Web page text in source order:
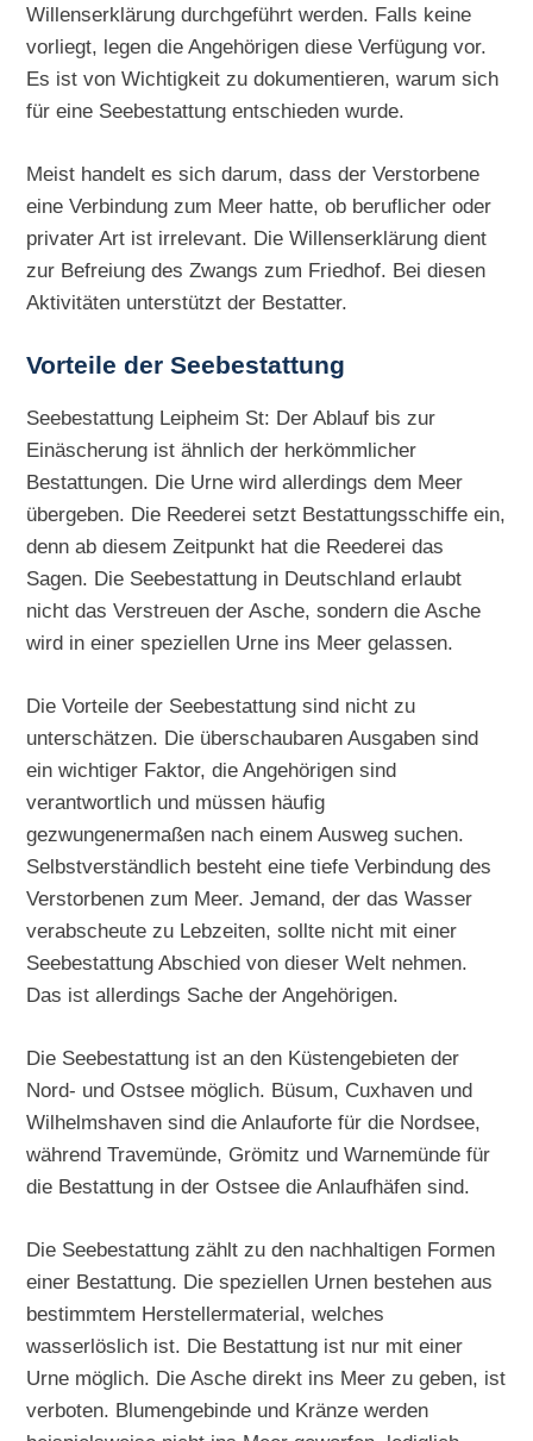
Willenserklärung durchgeführt werden. Falls keine
vorliegt, legen die Angehörigen diese Verfügung vor.
Es ist von Wichtigkeit zu dokumentieren, warum sich
für eine Seebestattung entschieden wurde.
Meist handelt es sich darum, dass der Verstorbene
eine Verbindung zum Meer hatte, ob beruflicher oder
privater Art ist irrelevant. Die Willenserklärung dient
zur Befreiung des Zwangs zum Friedhof. Bei diesen
Aktivitäten unterstützt der Bestatter.
Vorteile der Seebestattung
Seebestattung Leipheim St: Der Ablauf bis zur
Einäscherung ist ähnlich der herkömmlicher
Bestattungen. Die Urne wird allerdings dem Meer
übergeben. Die Reederei setzt Bestattungsschiffe ein,
denn ab diesem Zeitpunkt hat die Reederei das
Sagen. Die Seebestattung in Deutschland erlaubt
nicht das Verstreuen der Asche, sondern die Asche
wird in einer speziellen Urne ins Meer gelassen.
Die Vorteile der Seebestattung sind nicht zu
unterschätzen. Die überschaubaren Ausgaben sind
ein wichtiger Faktor, die Angehörigen sind
verantwortlich und müssen häufig
gezwungenermaßen nach einem Ausweg suchen.
Selbstverständlich besteht eine tiefe Verbindung des
Verstorbenen zum Meer. Jemand, der das Wasser
verabscheute zu Lebzeiten, sollte nicht mit einer
Seebestattung Abschied von dieser Welt nehmen.
Das ist allerdings Sache der Angehörigen.
Die Seebestattung ist an den Küstengebieten der
Nord- und Ostsee möglich. Büsum, Cuxhaven und
Wilhelmshaven sind die Anlauforte für die Nordsee,
während Travemünde, Grömitz und Warnemünde für
die Bestattung in der Ostsee die Anlaufhäfen sind.
Die Seebestattung zählt zu den nachhaltigen Formen
einer Bestattung. Die speziellen Urnen bestehen aus
bestimmtem Herstellermaterial, welches
wasserlöslich ist. Die Bestattung ist nur mit einer
Urne möglich. Die Asche direkt ins Meer zu geben, ist
verboten. Blumengebinde und Kränze werden